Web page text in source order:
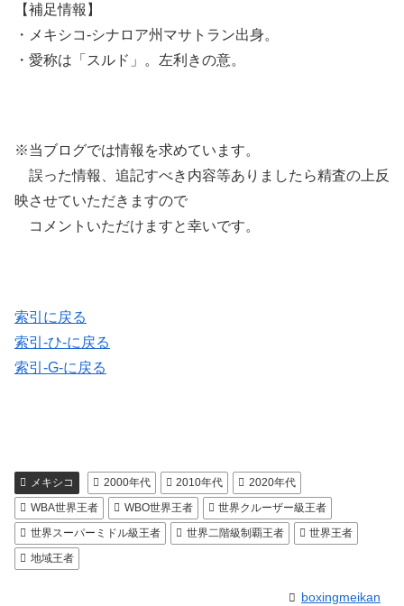
【補足情報】
・メキシコ-シナロア州マサトラン出身。
・愛称は「スルド」。左利きの意。
※当ブログでは情報を求めています。
誤った情報、追記すべき内容等ありましたら精査の上反
映させていただきますので
コメントいただけますと幸いです。
索引に戻る
索引-ひ-に戻る
索引-G-に戻る
メキシコ 2000年代 2010年代
2020年代
WBA世界王者
WBO世界王者
世界クルーザー級王者
世界スーパーミドル級王者
世界二階級制覇王者
世界王者
地域王者
boxingmeikan